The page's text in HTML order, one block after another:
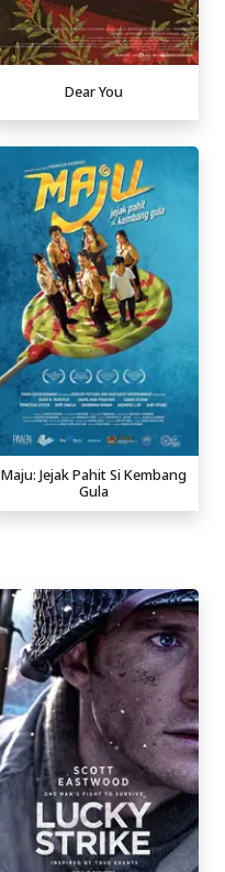
Dear You
Maju: Jejak Pahit Si Kembang
Gula